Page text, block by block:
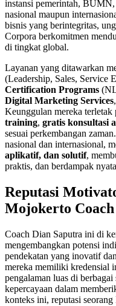
instansi pemerintah, BUMN,
nasional maupun
bisnis yang berintegritas,
Corpora berkomitmen
di tingkat global.
Layanan yang ditawarkan
(Leadership, Sales, Service
Certification Programs
Digital Marketing Services
Keunggulan mereka terletak
training, gratis konsultasi
sesuai perkembangan
nasional dan internasional,
aplikatif, dan solutif,
praktis, dan berdampak
Reputasi
Mojokerto
Coach Dian Saputra ini di
mengembangkan potensi
pendekatan yang inovatif
mereka memiliki kredensial
pengalaman luas di
kepercayaan dalam
konteks ini, reputasi